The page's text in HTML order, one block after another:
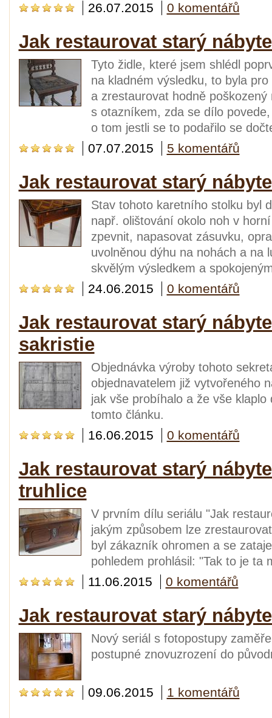
26.07.2015 0 komentářů
Jak restaurovat starý
Tyto židle, které jsem shlédl
na kladném výsledku, to byla
a zrestaurovat hodně
s otazníkem, zda se dílo
o tom jestli se to podařilo se
07.07.2015 5 komentářů
Jak restaurovat starý
Stav tohoto karetního stolku byl
např. olištování okolo noh v
zpevnit, napasovat zásuvku,
uvolněnou dýhu na nohách a na
skvělým výsledkem a
24.06.2015 0 komentářů
Jak restaurovat starý
sakristie
Objednávka výroby tohoto
objednavatelem již vytvořeného
jak vše probíhalo a že vše
tomto článku.
16.06.2015 0 komentářů
Jak restaurovat starý
truhlice
V prvním dílu seriálu "Jak
jakým způsobem lze
byl zákazník ohromen a se
pohledem prohlásil: "Tak to je ta
11.06.2015 0 komentářů
Jak restaurovat starý
Nový seriál s fotopostupy
postupné znovuzrození do
09.06.2015 1 komentářů